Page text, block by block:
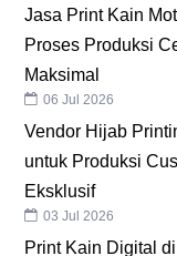
Jasa Print Kain
Proses Produksi
Maksimal
06 Jul 2026
Vendor Hijab
untuk Produksi
Eksklusif
03 Jul 2026
Print Kain Digital